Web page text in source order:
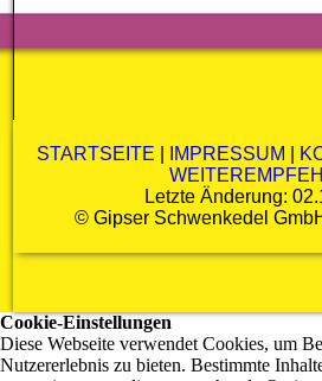
STARTSEITE IMPRESSUM
Letzte Änderung:
© Gipser Schwenkedel
Cookie-Einstellungen
Diese Webseite verwendet Cookies, um
Nutzererlebnis zu bieten. Bestimmte